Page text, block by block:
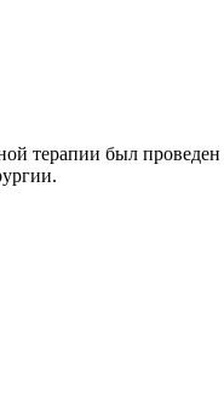
терапии был